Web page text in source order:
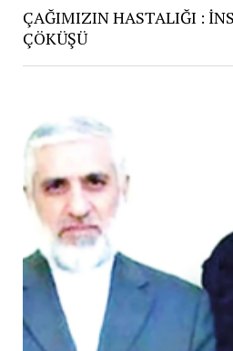
ÇAĞIMIZIN HASTALIĞI :
ÇÖKÜŞÜ